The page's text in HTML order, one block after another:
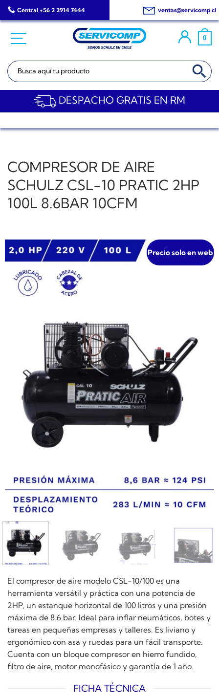
Saltar
al
Central +56 2 2914 7444 ventas@servicomp.cl
0
Buscar: BOTÓN DE
DESPACHO GRATIS EN RM
COMPRESOR DE AIRE
SCHULZ CSL-10 PRATIC 2HP
100L 8.6BAR 10CFM
Precio solo en web
El compresor de aire modelo CSL-10/100 es una
herramienta versátil y práctica con una potencia de
2HP, un estanque horizontal de 100 litros y una presión
máxima de 8.6 bar. Ideal para inflar neumáticos, botes y
tareas en pequeñas empresas y talleres. Es liviano y
ergonómico con asa y ruedas para un fácil transporte.
Cuenta con un bloque compresor en hierro fundido,
filtro de aire, motor monofásico y garantía de 1 año.
FICHA TÉCNICA